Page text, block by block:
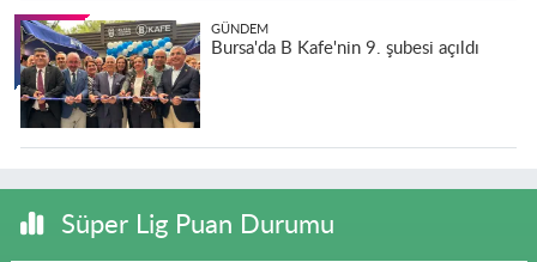
GÜNDEM
Bursa'da B Kafe'nin 9. şubesi açıldı
Süper Lig Puan Durumu